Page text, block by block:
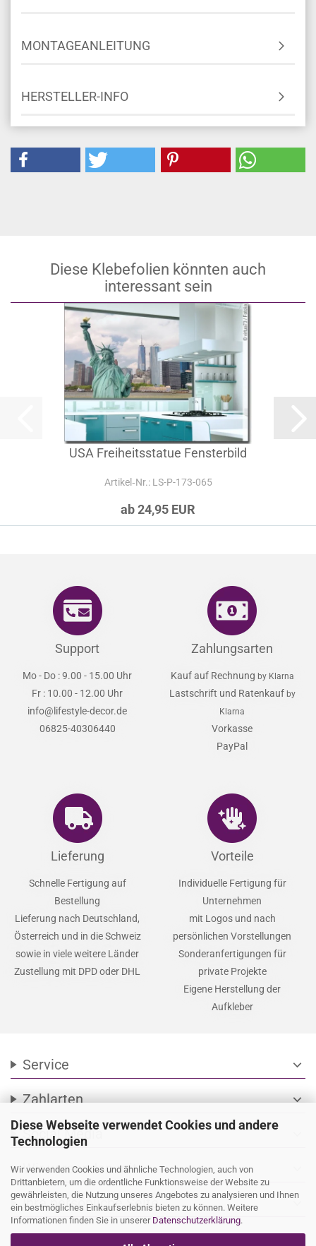
Diese Webseite verwendet Cookies und andere
Technologien
Wir verwenden Cookies und ähnliche Technologien, auch von
Drittanbietern, um die ordentliche Funktionsweise der Website zu
gewährleisten, die Nutzung unseres Angebotes zu analysieren und Ihnen
ein bestmögliches Einkaufserlebnis bieten zu können. Weitere
Informationen finden Sie in unserer Datenschutzerklärung.
MONTAGEANLEITUNG
HERSTELLER-INFO
Diese Klebefolien könnten auch
interessant sein
USA Freiheitsstatue Fensterbild
Artikel‑Nr.: LS-P-173-065
ab 24,95 EUR
Support
Mo - Do : 9.00 - 15.00 Uhr
Fr : 10.00 - 12.00 Uhr
info@lifestyle-decor.de
06825-40306440
Zahlungsarten
Kauf auf Rechnung by Klarna
Lastschrift und Ratenkauf by
Klarna
Vorkasse
PayPal
Lieferung
Schnelle Fertigung auf
Bestellung
Lieferung nach Deutschland,
Österreich und in die Schweiz
sowie in viele weitere Länder
Zustellung mit DPD oder DHL
Vorteile
Individuelle Fertigung für
Unternehmen
mit Logos und nach
persönlichen Vorstellungen
Sonderanfertigungen für
private Projekte
Eigene Herstellung der
Aufkleber
Service expand_more
Zahlarten expand_more
Social Media
Wir versenden mit
Ihre persönliche Seite expand_more